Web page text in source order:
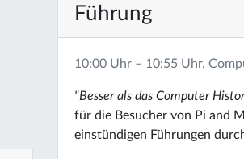
Führung
10:00 Uhr – 10:55 Uhr,
"Besser als das Computer
für die Besucher von Pi and
einstündigen Führungen